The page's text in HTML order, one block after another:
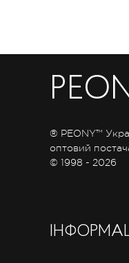
® PEONY™
оптовий
© 1998 - 2026